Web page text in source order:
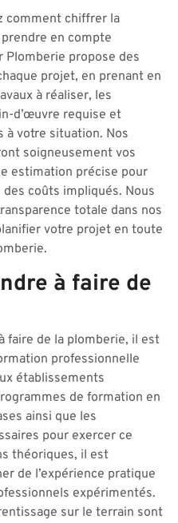
comment chiffrer la
en compte
Plomberie propose des
projet, en prenant en
à réaliser, les
d’œuvre requise et
à votre situation. Nos
soigneusement vos
estimation précise pour
coûts impliqués. Nous
totale dans nos
votre projet en toute
à faire de
faire de la plomberie, il est
professionnelle
établissements
de formation en
ainsi que les
pour exercer ce
théoriques, il est
de l’expérience pratique
expérimentés.
sur le terrain sont